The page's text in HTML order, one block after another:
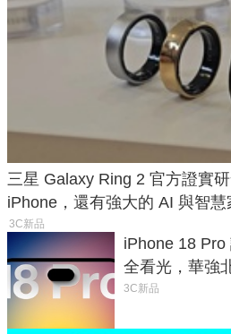
三星 Galaxy Ring 2 官方證實
iPhone，還有強大的 AI 與智
3C新品
iPhone 18
全看光，華強
家曝山寨機無
3C新品